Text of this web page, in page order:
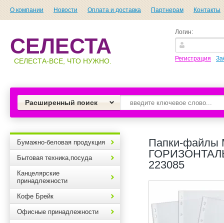
О компании Новости Оплата и доставка Партнерам Контакты
СЕЛЕСТА
СЕЛЕСТА-ВСЕ, ЧТО НУЖНО.
Логин:
Регистрация
Расширенный поиск
Бумажно-беловая продукция
Бытовая техника,посуда
Канцелярские
принадлежности
Кофе Брейк
Офисные принадлежности
Папки-
223085